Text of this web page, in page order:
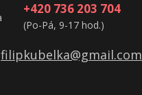
+420 736 203 704
(Po-Pá, 9-17 hod.)
filipkubelka@gmail.com